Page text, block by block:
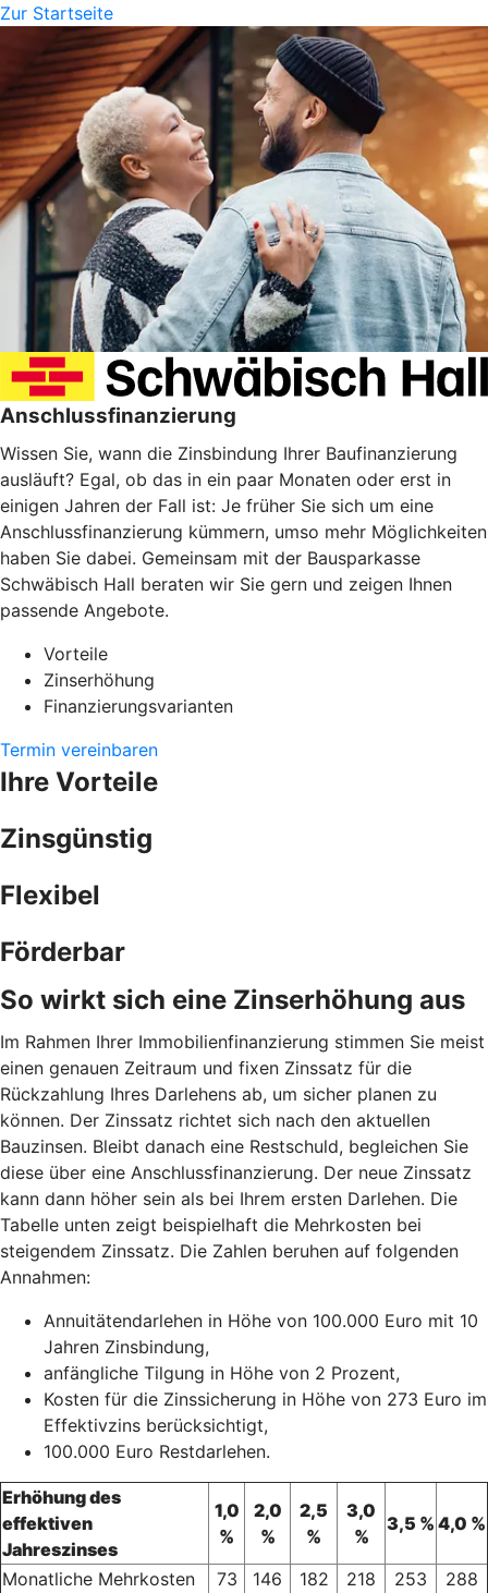
Zur Startseite
Anschlussfinanzierung
Wissen Sie, wann die Zinsbindung Ihrer Baufinanzierung
ausläuft? Egal, ob das in ein paar Monaten oder erst in
einigen Jahren der Fall ist: Je früher Sie sich um eine
Anschlussfinanzierung kümmern, umso mehr Möglichkeiten
haben Sie dabei. Gemeinsam mit der Bausparkasse
Schwäbisch Hall beraten wir Sie gern und zeigen Ihnen
passende Angebote.
Vorteile
Zinserhöhung
Finanzierungsvarianten
Termin vereinbaren
Ihre Vorteile
Zinsgünstig
Flexibel
Förderbar
So wirkt sich eine Zinserhöhung aus
Im Rahmen Ihrer Immobilienfinanzierung stimmen Sie meist
einen genauen Zeitraum und fixen Zinssatz für die
Rückzahlung Ihres Darlehens ab, um sicher planen zu
können. Der Zinssatz richtet sich nach den aktuellen
Bauzinsen. Bleibt danach eine Restschuld, begleichen Sie
diese über eine Anschlussfinanzierung. Der neue Zinssatz
kann dann höher sein als bei Ihrem ersten Darlehen. Die
Tabelle unten zeigt beispielhaft die Mehrkosten bei
steigendem Zinssatz. Die Zahlen beruhen auf folgenden
Annahmen:
Annuitätendarlehen in Höhe von 100.000 Euro mit 10
Jahren Zinsbindung,
anfängliche Tilgung in Höhe von 2 Prozent,
Kosten für die Zinssicherung in Höhe von 273 Euro im
Effektivzins berücksichtigt,
100.000 Euro Restdarlehen.
Erhöhung des
effektiven
Jahreszinses
1,0
%
2,0
%
2,5
%
3,0
%
3,5 % 4,0 %
Monatliche Mehrkosten
73
146
182
218
253
288